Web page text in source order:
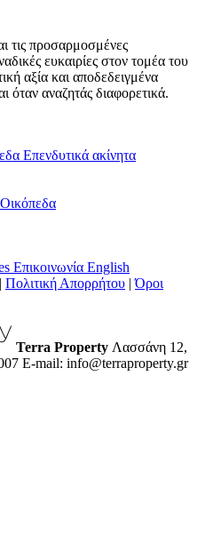
τις προσαρμοσμένες
ευκαιρίες στον τομέα του
αξία και αποδεδειγμένα
όταν αναζητάς διαφορετικά.
Επενδυτικά ακίνητα
Οικόπεδα
Επικοινωνία English
| Πολιτική Απορρήτου |Όροι
Terra Property Λασσάνη 12,
E-mail: info@terraproperty.gr